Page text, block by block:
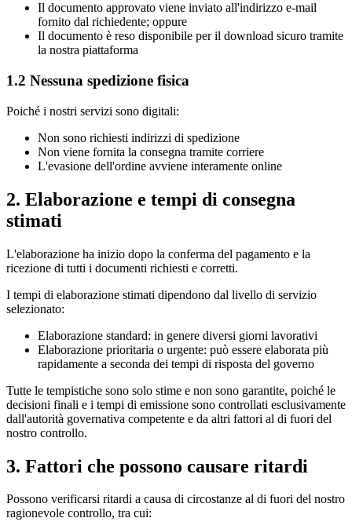
Il documento approvato viene inviato all'indirizzo e-mail
fornito dal richiedente; oppure
Il documento è reso disponibile per il download sicuro tramite
la nostra piattaforma
1.2 Nessuna spedizione fisica
Poiché i nostri servizi sono digitali:
Non sono richiesti indirizzi di spedizione
Non viene fornita la consegna tramite corriere
L'evasione dell'ordine avviene interamente online
2. Elaborazione e tempi di consegna
stimati
L'elaborazione ha inizio dopo la conferma del pagamento e la
ricezione di tutti i documenti richiesti e corretti.
I tempi di elaborazione stimati dipendono dal livello di servizio
selezionato:
Elaborazione standard: in genere diversi giorni lavorativi
Elaborazione prioritaria o urgente: può essere elaborata più
rapidamente a seconda dei tempi di risposta del governo
Tutte le tempistiche sono solo stime e non sono garantite, poiché le
decisioni finali e i tempi di emissione sono controllati esclusivamente
dall'autorità governativa competente e da altri fattori al di fuori del
nostro controllo.
3. Fattori che possono causare ritardi
Possono verificarsi ritardi a causa di circostanze al di fuori del nostro
ragionevole controllo, tra cui: